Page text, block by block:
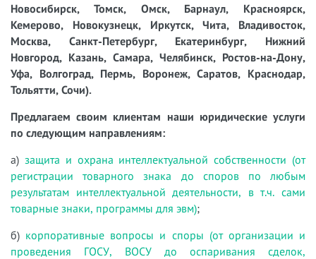
Новосибирск, Томск, Омск, Барнаул, Красноярск,
Кемерово, Новокузнецк, Иркутск, Чита, Владивосток,
Москва, Санкт-Петербург, Екатеринбург, Нижний
Новгород, Казань, Самара, Челябинск, Ростов-на-Дону,
Уфа, Волгоград, Пермь, Воронеж, Саратов, Краснодар,
Тольятти, Сочи).
Предлагаем своим клиентам наши юридические услуги
по следующим направлениям:
а) защита и охрана интеллектуальной собственности (от
регистрации товарного знака до споров по любым
результатам интеллектуальной деятельности, в т.ч. сами
товарные знаки, программы для эвм);
б) корпоративные вопросы и споры (от организации и
проведения ГОСУ, ВОСУ до оспаривания сделок,